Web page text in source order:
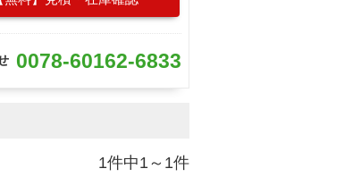
0078-60162-6833
1件中1～1件